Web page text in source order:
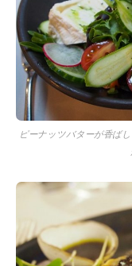
ピーナッツバターが香ば